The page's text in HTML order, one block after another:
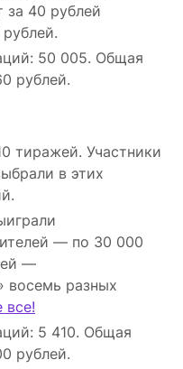
за 40 рублей
50 005. Общая
рублей.
тиражей. Участники
в этих
— по 30 000
—
восемь разных
все!
5 410. Общая
рублей.